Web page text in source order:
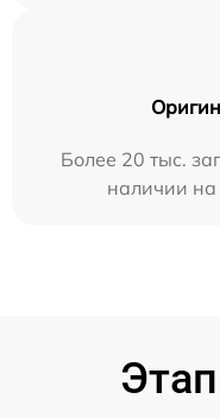
Более 20 тыс.
наличии на